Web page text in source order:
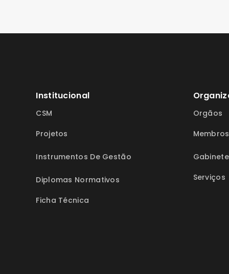
Institucional
CSM
Projetos
Instrumentos De Gestão
Diplomas Normativos
Ficha Técnica
Orgãos
Membros
Serviços